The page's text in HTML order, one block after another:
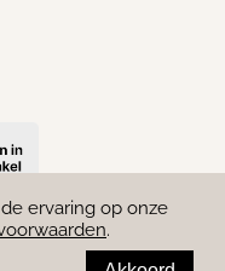
DoorWebmakend
ervaring op onze
.